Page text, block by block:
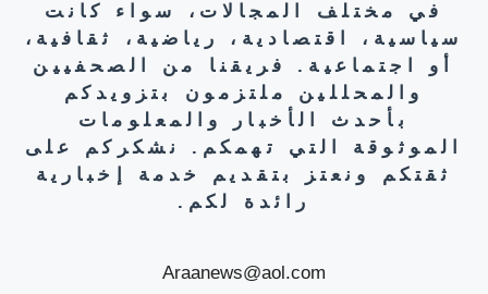
في مختلف المجالات، سواء كانت
سياسية، اقتصادية، رياضية، ثقافية،
أو اجتماعية. فريقنا من الصحفيين
والمحللين ملتزمون بتزويدكم
بأحدث الأخبار والمعلومات
الموثوقة التي تهمكم. نشكركم على
ثقتكم ونعتز بتقديم خدمة إخبارية
رائدة لكم.
Araanews@aol.com